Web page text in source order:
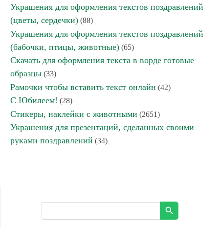
Украшения для оформления текстов поздравлений
(цветы, сердечки) (88)
Украшения для оформления текстов поздравлений
(бабочки, птицы, животные) (65)
Скачать для оформления текста в ворде готовые
образцы (33)
Рамочки чтобы вставить текст онлайн (42)
С Юбилеем! (28)
Стикеры, наклейки с животными (2651)
Украшения для презентаций, сделанных своими
руками поздравлений (34)